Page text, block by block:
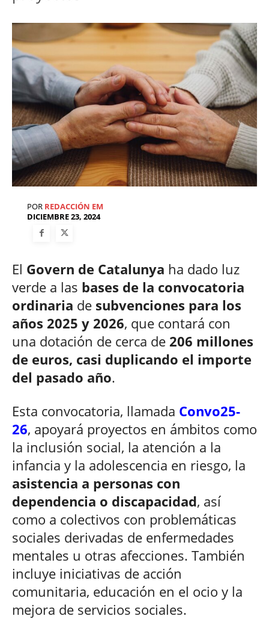
POR REDACCIÓN EM
DICIEMBRE 23, 2024
El Govern de Catalunya ha dado luz
verde a las bases de la convocatoria
ordinaria de subvenciones para los
años 2025 y 2026, que contará con
una dotación de cerca de 206 millones
de euros, casi duplicando el importe
del pasado año.
Esta convocatoria, llamada Convo25-
26, apoyará proyectos en ámbitos como
la inclusión social, la atención a la
infancia y la adolescencia en riesgo, la
asistencia a personas con
dependencia o discapacidad, así
como a colectivos con problemáticas
sociales derivadas de enfermedades
mentales u otras afecciones. También
incluye iniciativas de acción
comunitaria, educación en el ocio y la
mejora de servicios sociales.